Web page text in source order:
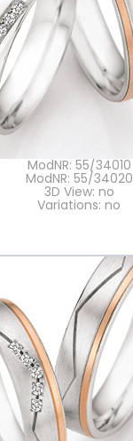
ModNR: 55/34010
ModNR: 55/34020
3D View: no
Variations: no